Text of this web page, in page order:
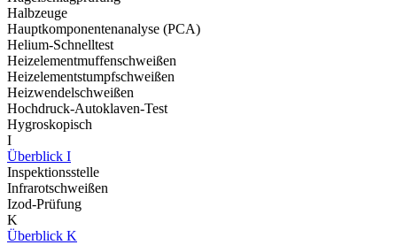
Halbzeuge
Hauptkomponentenanalyse (PCA)
Helium-Schnelltest
Heizelementmuffenschweißen
Heizelementstumpfschweißen
Heizwendelschweißen
Hochdruck-Autoklaven-Test
Hygroskopisch
I
Überblick I
Inspektionsstelle
Infrarotschweißen
Izod-Prüfung
K
Überblick K